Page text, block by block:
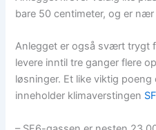
bare 50 centimeter, og er
Anlegget er også svært trygt
levere inntil tre ganger flere
løsninger. Et like viktig poeng
inneholder klimaverstingen